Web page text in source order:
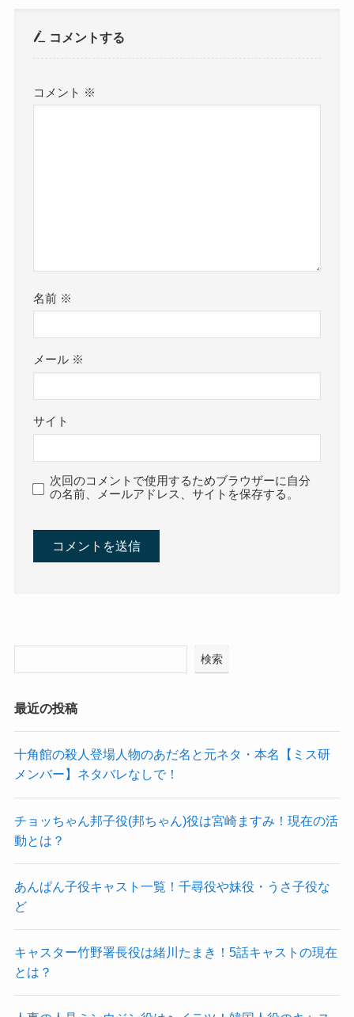
コメントする
コメント ※
名前 ※
メール ※
サイト
次回のコメントで使用するためブラウザーに自分
の名前、メールアドレス、サイトを保存する。
検索
最近の投稿
十角館の殺人登場人物のあだ名と元ネタ・本名【ミス研
メンバー】ネタバレなしで！
チョッちゃん邦子役(邦ちゃん)役は宮崎ますみ！現在の活
動とは？
あんぱん子役キャスト一覧！千尋役や妹役・うさ子役な
ど
キャスター竹野署長役は緒川たまき！5話キャストの現在
とは？